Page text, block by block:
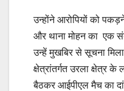
उन्होंने आरोपियों को
और थाना मोहन का एक
उन्हें मुखबिर से सूचना
क्षेत्रांतर्गत उरला क्षेत्र के
बैठकर आईपीएल मैच का